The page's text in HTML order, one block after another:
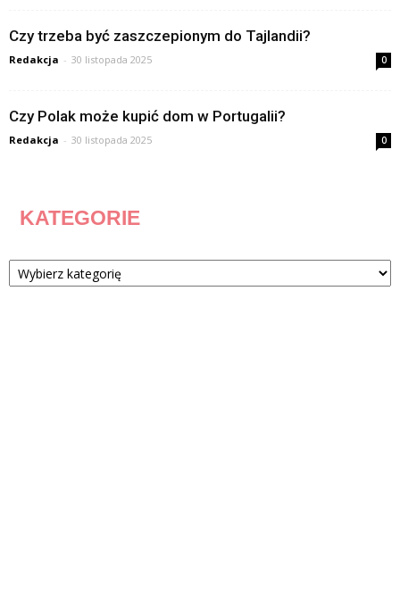
Czy trzeba być zaszczepionym do Tajlandii?
Redakcja - 30 listopada 2025 0
Czy Polak może kupić dom w Portugalii?
Redakcja - 30 listopada 2025 0
KATEGORIE
Kategorie